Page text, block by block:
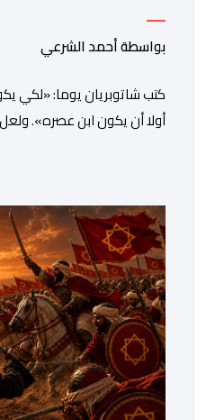
بواسطة أحمد الشرعي
كتب شاتوبريان يوما: «لكي
أولا أن يكون ابن عصره».
فمنذ أكثر من عقدين،
السادس، شهدت المملكة
المستويات.غير أن […]